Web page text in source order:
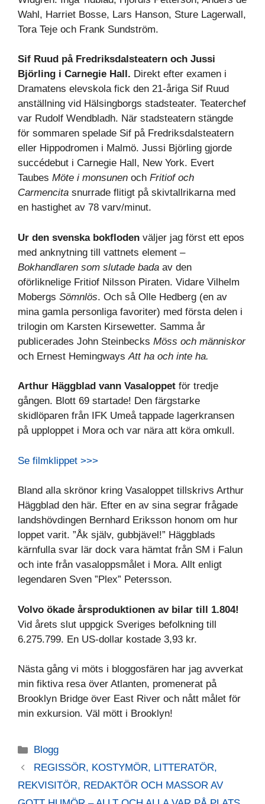
Wahl, Harriet Bosse, Lars Hanson, Sture Lagerwall,
Tora Teje och Frank Sundström.
Sif Ruud på Fredriksdalsteatern och Jussi
Björling i Carnegie Hall. Direkt efter examen i
Dramatens elevskola fick den 21-åriga Sif Ruud
anställning vid Hälsingborgs stadsteater. Teaterchef
var Rudolf Wendbladh. När stadsteatern stängde
för sommaren spelade Sif på Fredriksdalsteatern
eller Hippodromen i Malmö. Jussi Björling gjorde
succédebut i Carnegie Hall, New York. Evert
Taubes Möte i monsunen och Fritiof och
Carmencita snurrade flitigt på skivtallrikarna med
en hastighet av 78 varv/minut.
Ur den svenska bokfloden väljer jag först ett epos
med anknytning till vattnets element –
Bokhandlaren som slutade bada av den
oförliknelige Fritiof Nilsson Piraten. Vidare Vilhelm
Mobergs Sömnlös. Och så Olle Hedberg (en av
mina gamla personliga favoriter) med första delen i
trilogin om Karsten Kirsewetter. Samma år
publicerades John Steinbecks Möss och människor
och Ernest HemingwaysAtt ha och inte ha.
Arthur Häggblad vann Vasaloppet för tredje
gången. Blott 69 startade! Den färgstarke
skidlöparen från IFK Umeå tappade lagerkransen
på upploppet i Mora och var nära att köra omkull.
Se filmklippet >>>
Bland alla skrönor kring Vasaloppet tillskrivs Arthur
Häggblad den här. Efter en av sina segrar frågade
landshövdingen Bernhard Eriksson honom om hur
loppet varit. ”Åk själv, gubbjävel!” Häggblads
kärnfulla svar lär dock vara hämtat från SM i Falun
och inte från vasaloppsmålet i Mora. Allt enligt
legendaren Sven ”Plex” Petersson.
Volvo ökade årsproduktionen av bilar till 1.804!
Vid årets slut uppgick Sveriges befolkning till
6.275.799. En US-dollar kostade 3,93 kr.
Nästa gång vi möts i bloggosfären har jag avverkat
min fiktiva resa över Atlanten, promenerat på
Brooklyn Bridge över East River och nått målet för
min exkursion. Väl mött i Brooklyn!
Kategorier
Blogg
REGISSÖR, KOSTYMÖR, LITTERATÖR,
REKVISITÖR, REDAKTÖR OCH MASSOR AV